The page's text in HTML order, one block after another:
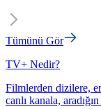
Tümünü Gör
TV+ Nedir?
Filmlerden dizilere,
canlı kanala,